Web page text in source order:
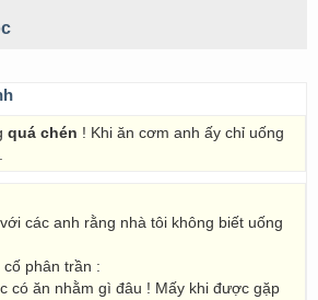
quá chén ! Khi ăn cơm anh ấy chỉ uống
các anh rằng nhà tôi không biết uống
phân trần :
có ăn nhằm gì đâu ! Mấy khi được gặp